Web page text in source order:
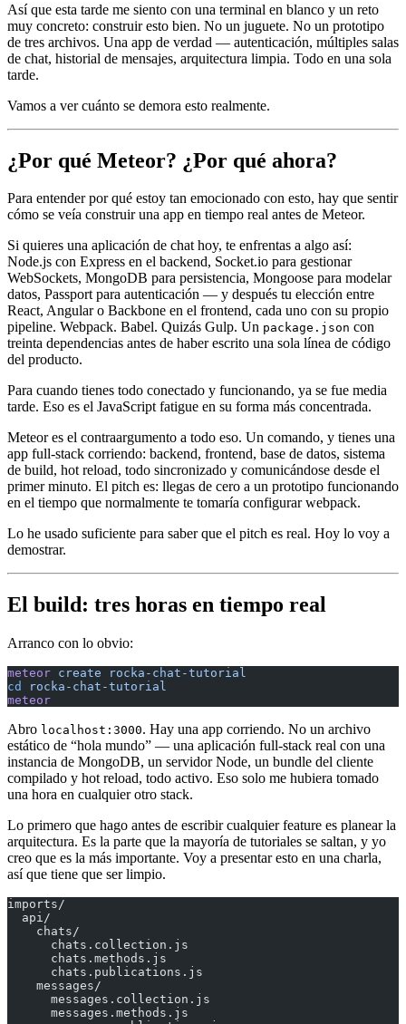
Así que esta tarde me siento con una terminal en blanco y un reto
muy concreto: construir esto bien. No un juguete. No un prototipo
de tres archivos. Una app de verdad — autenticación, múltiples salas
de chat, historial de mensajes, arquitectura limpia. Todo en una sola
tarde.
Vamos a ver cuánto se demora esto realmente.
¿Por qué Meteor? ¿Por qué ahora?
Para entender por qué estoy tan emocionado con esto, hay que sentir
cómo se veía construir una app en tiempo real antes de Meteor.
Si quieres una aplicación de chat hoy, te enfrentas a algo así:
Node.js con Express en el backend, Socket.io para gestionar
WebSockets, MongoDB para persistencia, Mongoose para modelar
datos, Passport para autenticación — y después tu elección entre
React, Angular o Backbone en el frontend, cada uno con su propio
pipeline. Webpack. Babel. Quizás Gulp. Un package.json con
treinta dependencias antes de haber escrito una sola línea de código
del producto.
Para cuando tienes todo conectado y funcionando, ya se fue media
tarde. Eso es el JavaScript fatigue en su forma más concentrada.
Meteor es el contraargumento a todo eso. Un comando, y tienes una
app full-stack corriendo: backend, frontend, base de datos, sistema
de build, hot reload, todo sincronizado y comunicándose desde el
primer minuto. El pitch es: llegas de cero a un prototipo funcionando
en el tiempo que normalmente te tomaría configurar webpack.
Lo he usado suficiente para saber que el pitch es real. Hoy lo voy a
demostrar.
El build: tres horas en tiempo real
Arranco con lo obvio:
meteor create rocka-chat-tutorial
cd
rocka-chat-tutorial
meteor
Abro localhost:3000. Hay una app corriendo. No un archivo
estático de “hola mundo” — una aplicación full-stack real con una
instancia de MongoDB, un servidor Node, un bundle del cliente
compilado y hot reload, todo activo. Eso solo me hubiera tomado
una hora en cualquier otro stack.
Lo primero que hago antes de escribir cualquier feature es planear la
arquitectura. Es la parte que la mayoría de tutoriales se saltan, y yo
creo que es la más importante. Voy a presentar esto en una charla,
así que tiene que ser limpio.
imports/
  api/
    chats/
      chats.collection.js
      chats.methods.js
      chats.publications.js
    messages/
      messages.collection.js
      messages.methods.js